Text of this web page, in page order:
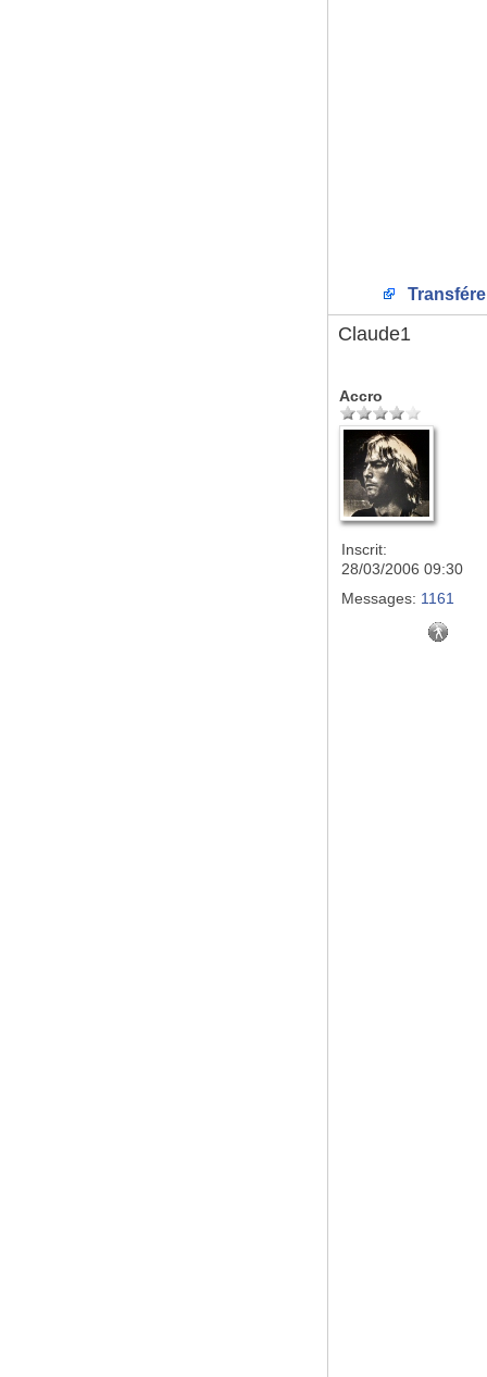
Claude1
Accro
Inscrit:
28/03/2006 09:30
Messages: 1161